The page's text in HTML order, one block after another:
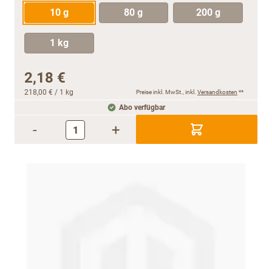
10 g 80 g 200 g
1 kg
2,18 €
218,00 € / 1 kg Preise inkl. MwSt., inkl. Versandkosten **
Abo verfügbar
- +